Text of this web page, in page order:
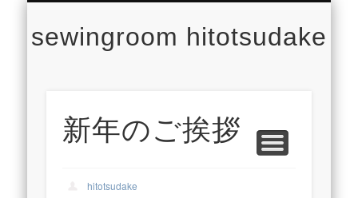
sewingroom hitotsudake
新年のご挨拶
hitotsudake